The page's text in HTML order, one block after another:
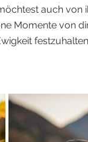
auch von
Momente von